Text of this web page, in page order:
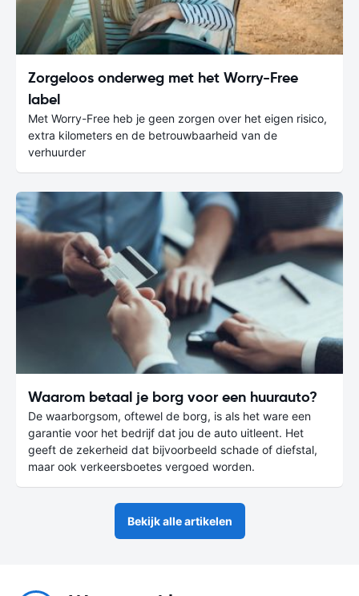
Zorgeloos onderweg met het Worry-Free
label
Met Worry-Free heb je geen zorgen over het eigen risico,
extra kilometers en de betrouwbaarheid van de
verhuurder
Waarom betaal je borg voor een huurauto?
De waarborgsom, oftewel de borg, is als het ware een
garantie voor het bedrijf dat jou de auto uitleent. Het
geeft de zekerheid dat bijvoorbeeld schade of diefstal,
maar ook verkeersboetes vergoed worden.
Bekijk alle artikelen